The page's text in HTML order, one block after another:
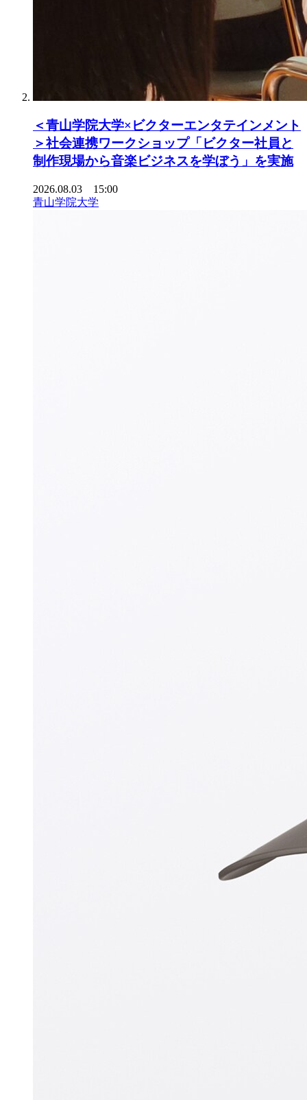
＜青山学院大学×ビクターエンタテインメント
＞社会連携ワークショップ「ビクター社員と
制作現場から音楽ビジネスを学ぼう」を実施
2026.08.03 15:00
青山学院大学